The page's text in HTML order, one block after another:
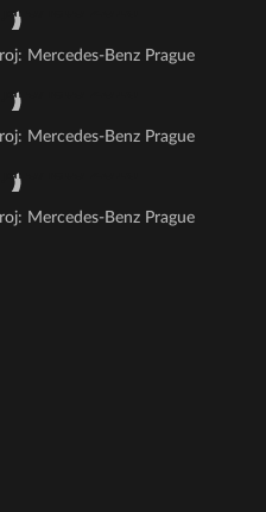
Mercedes-Benz Prague
Mercedes-Benz Prague
Mercedes-Benz Prague